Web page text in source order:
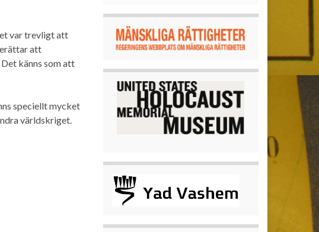
var trevligt att
att
känns som att
speciellt mycket
världskriget.